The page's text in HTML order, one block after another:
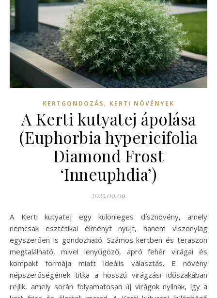
KERTGONDOZÁS, KERTI NÖVÉNYEK
A Kerti kutyatej ápolása
(Euphorbia hypericifolia
Diamond Frost
‘Inneuphdia’)
2025.09.09.
A Kerti kutyatej egy különleges dísznövény, amely
nemcsak esztétikai élményt nyújt, hanem viszonylag
egyszerűen is gondozható. Számos kertben és teraszon
megtalálható, mivel lenyűgöző, apró fehér virágai és
kompakt formája miatt ideális választás. E növény
népszerűségének titka a hosszú virágzási időszakában
rejlik, amely során folyamatosan új virágok nyílnak, így a